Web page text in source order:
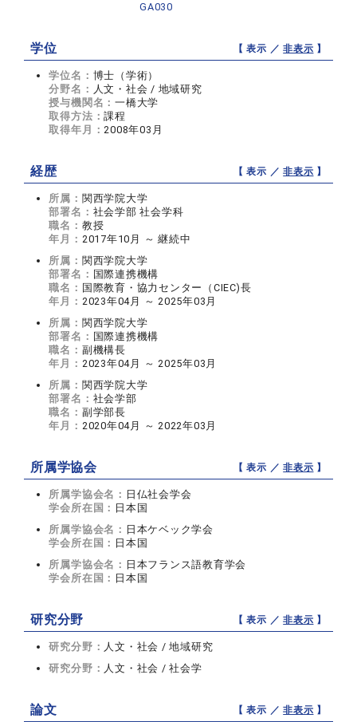
GA030
学位 【 表示 ／非表示 】
学位名： 博士（学術）
分野名： 人文・社会 / 地域研究
授与機関名：一橋大学
取得方法：課程
取得年月：2008年03月
経歴 【 表示 ／非表示 】
所属： 関西学院大学
部署名： 社会学部 社会学科
職名： 教授
年月： 2017年10月 ～ 継続中
所属： 関西学院大学
部署名： 国際連携機構
職名： 国際教育・協力センター（CIEC)長
年月： 2023年04月 ～ 2025年03月
所属： 関西学院大学
部署名： 国際連携機構
職名： 副機構長
年月： 2023年04月 ～ 2025年03月
所属： 関西学院大学
部署名： 社会学部
職名： 副学部長
年月： 2020年04月 ～ 2022年03月
所属学協会 【 表示 ／非表示 】
所属学協会名： 日仏社会学会
学会所在国： 日本国
所属学協会名： 日本ケベック学会
学会所在国： 日本国
所属学協会名： 日本フランス語教育学会
学会所在国： 日本国
研究分野 【 表示 ／非表示 】
研究分野： 人文・社会 / 地域研究
研究分野： 人文・社会 / 社会学
論文 【 表示 ／非表示 】